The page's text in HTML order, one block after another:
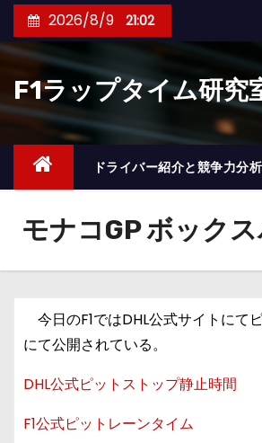
ン
ツ
キ
2026/8/9 21:02
F1ラップタイム研究
ドライバー紹介と競争力分析
モナコGP ボック
今日のF1ではDHL公式サイトにて
にて公開されている。
DHL公式ピットストップ静止時間
F1公式ピットレーンタイム